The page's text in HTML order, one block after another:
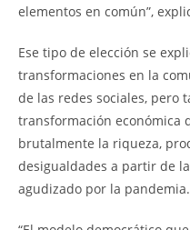
elementos en común”,
Ese tipo de elección se
transformaciones en la
de las redes sociales, pero
transformación económica
brutalmente la riqueza,
desigualdades a partir de
agudizado por la pandemia.